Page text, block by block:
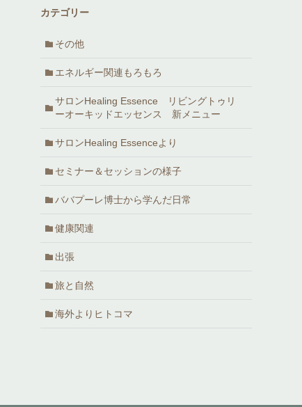
カテゴリー
その他
エネルギー関連もろもろ
サロンHealing Essence リビングトゥリ
ーオーキッドエッセンス 新メニュー
サロンHealing Essenceより
セミナー＆セッションの様子
ババプーレ博士から学んだ日常
健康関連
出張
旅と自然
海外よりヒトコマ